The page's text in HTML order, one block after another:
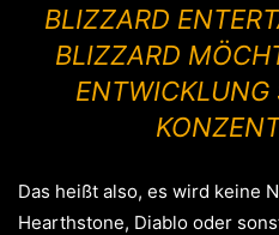
BLIZZARD
BLIZZARD
ENTWICKLUNG
Das heißt also, es wird keine
Hearthstone, Diablo oder